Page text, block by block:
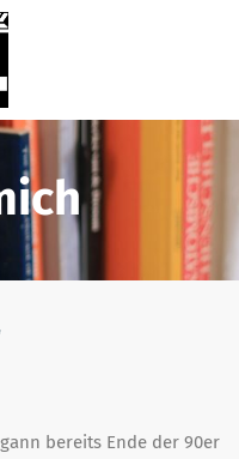
bereits Ende der 90er